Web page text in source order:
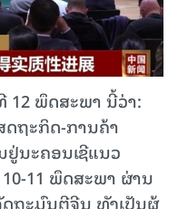
12 ພຶດສະພາ ນີ້ວ່າ:
ດຖະກິດ-ການຄ້າ
ຢູ່ນະຄອນເຊີແນວ
11 ພຶດສະພາ ຜ່ານ
ຖະມົນຕີຈີນ ທັງເປັນຜູ້